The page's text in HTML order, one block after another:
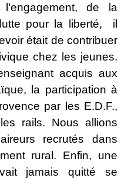
de la
pour la liberté, il
était de contribuer
chez les jeunes.
acquis aux
la participation à
par les E.D.F.,
rails. Nous allions
recrutés dans
rural. Enfin, une
jamais quitté se